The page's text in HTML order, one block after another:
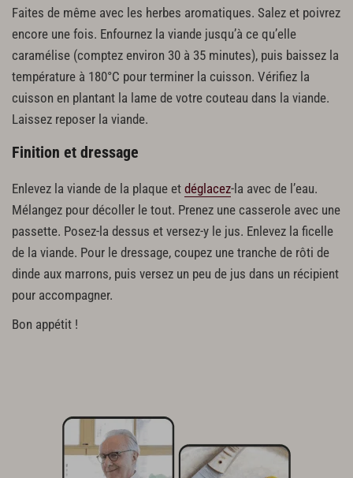
Faites de même avec les herbes aromatiques. Salez et poivrez
encore une fois. Enfournez la viande jusqu’à ce qu’elle
caramélise (comptez environ 30 à 35 minutes), puis baissez la
température à 180°C pour terminer la cuisson. Vérifiez la
cuisson en plantant la lame de votre couteau dans la viande.
Laissez reposer la viande.
Finition et dressage
Enlevez la viande de la plaque et déglacez-la avec de l’eau.
Mélangez pour décoller le tout. Prenez une casserole avec une
passette. Posez-la dessus et versez-y le jus. Enlevez la ficelle
de la viande. Pour le dressage, coupez une tranche de rôti de
dinde aux marrons, puis versez un peu de jus dans un récipient
pour accompagner.
Bon appétit !